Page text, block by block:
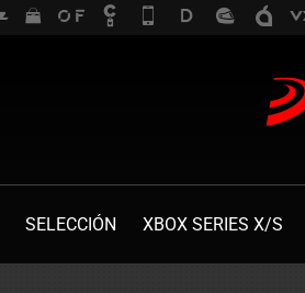
SELECCIÓN XBOX SERIES X/S